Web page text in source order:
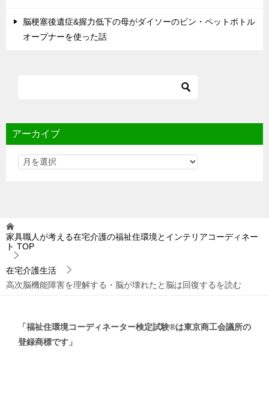
脳梗塞後遺症&握力低下の母がダイソーのビン・ペットボトル
オープナーを使った話
アーカイブ
家具職人が考える在宅介護の福祉住環境とインテリアコーディネー
ト TOP
在宅介護生活
高次脳機能障害を理解する・脳が壊れたと脳は回復するを読む
「福祉住環境コーディネーター検定試験®は東京商工会議所の
登録商標です」